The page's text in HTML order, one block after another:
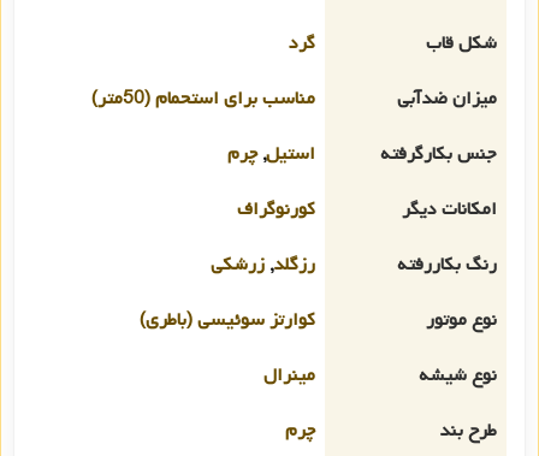
شکل قاب
گرد
میزان ضدآبی
مناسب برای استحمام (50متر)
جنس بکارگرفته
استیل,چرم
امکانات دیگر
کورنوگراف
رنگ بکاررفته
رزگلد, زرشکی
نوع موتور
کوارتز سوئیسی (باطری)
نوع شیشه
مینرال
طرح بند
چرم